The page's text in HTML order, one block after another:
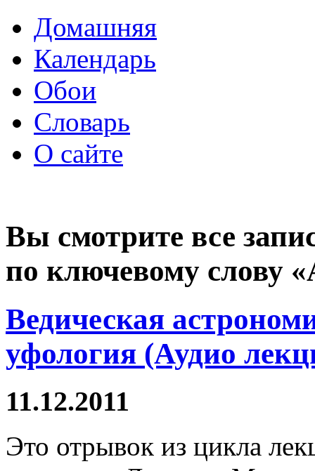
Домашняя
Календарь
Обои
Словарь
О сайте
Вы смотрите все
по ключевому слову
Ведическая
уфология (Аудио
11.12.2011
Это отрывок из цикла